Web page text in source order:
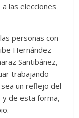
las elecciones
personas con
Hernández
Santibáñez,
trabajando
un reflejo del
de esta forma,